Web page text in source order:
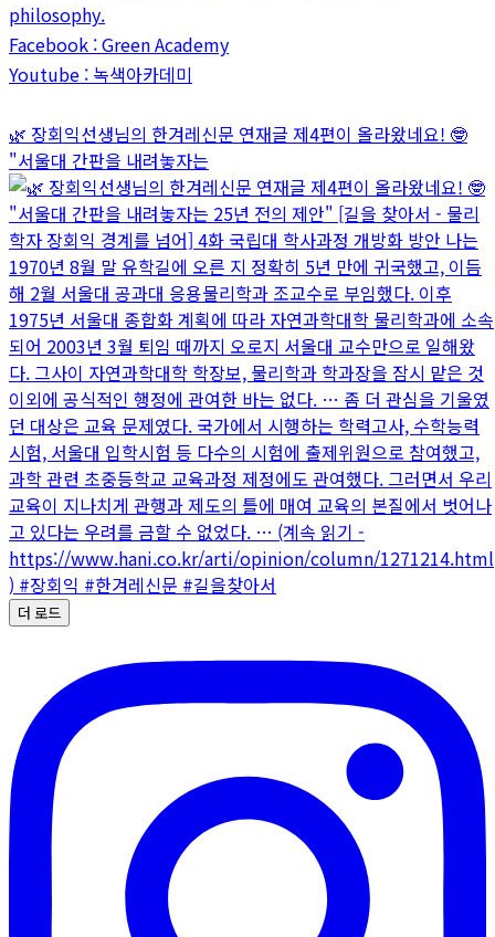
philosophy.
Facebook : Green Academy
Youtube : 녹색아카데미
🌿 장회익선생님의 한겨레신문 연재글 제4편이 올라왔네요! 🤓
"서울대 간판을 내려놓자는
더 로드